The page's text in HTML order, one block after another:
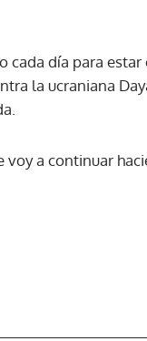
día para estar
la ucraniana
a continuar